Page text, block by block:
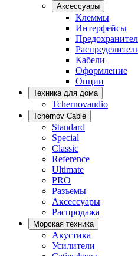
Аксессуары
Клеммы
Интерфейсы
Кабели
Оформление
Опции
Техника для дома
Tchernovaudio
Tchernov Cable
Standard
Special
Classic
Reference
Ultimate
PRO
Разъемы
Аксессуары
Распродажа
Морская техника
Акустика
Усилители